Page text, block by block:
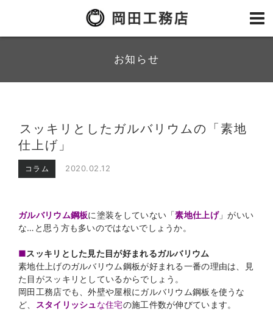
お知らせ
スッキリとしたガルバリウムの「素地
仕上げ」
コラム 2020.02.12
ガルバリウム鋼板に塗装をしていない「素地仕上げ」がいい
な…と思う方も多いのではないでしょうか。
■スッキリとした見た目が好まれるガルバリウム
素地仕上げのガルバリウム鋼板が好まれる一番の理由は、見
た目がスッキリとしているからでしょう。
岡田工務店でも、外壁や屋根にガルバリウム鋼板を使うな
ど、
スタイリッシュな住宅の施工件数が伸びています。